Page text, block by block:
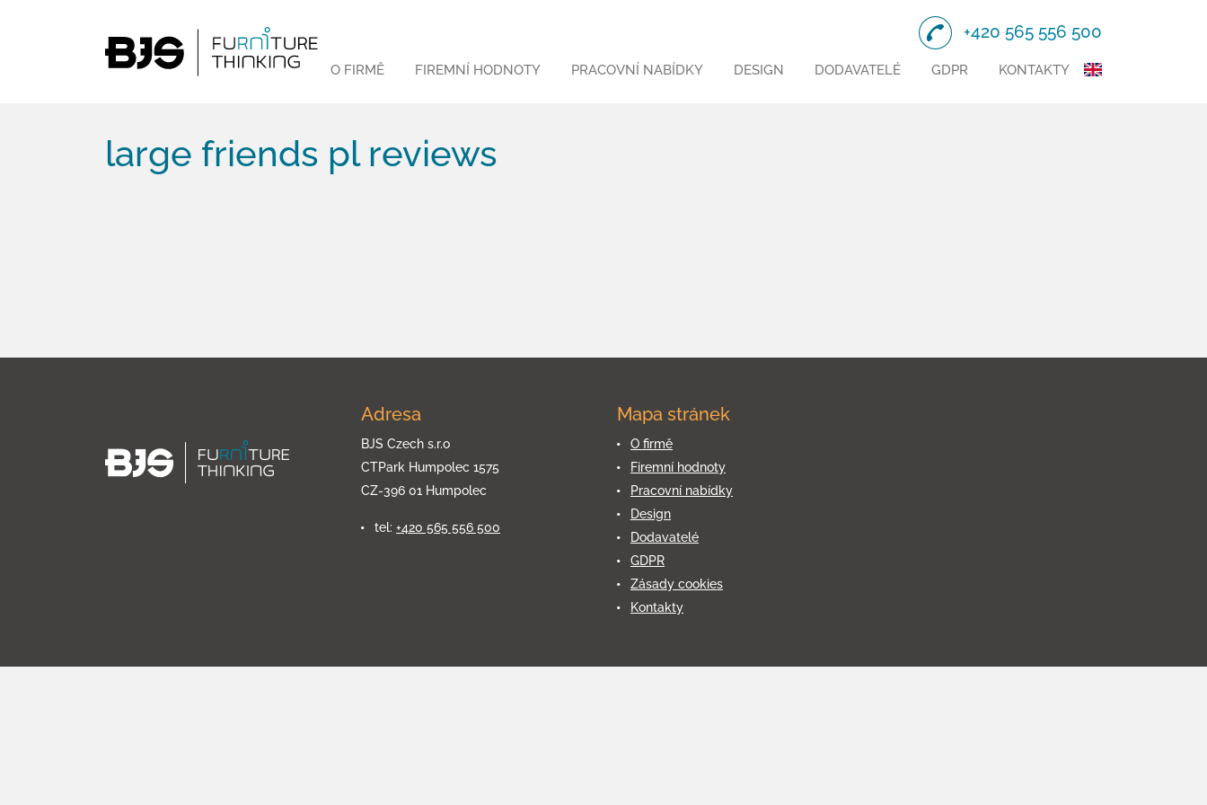
+420 565 556 500
O FIRMĚ FIREMNÍ HODNOTY PRACOVNÍ NABÍDKY DESIGN DODAVATELÉ GDPR KONTAKTY
large friends pl reviews
Adresa
BJS Czech s.r.o
CTPark Humpolec 1575
CZ-396 01 Humpolec
tel: +420 565 556 500
Mapa stránek
O firmě
Firemní hodnoty
Pracovní nabídky
Design
Dodavatelé
GDPR
Zásady cookies
Kontakty